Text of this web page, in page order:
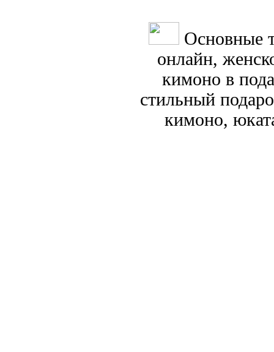
Основные
онлайн,
кимоно в
стильный
кимоно,